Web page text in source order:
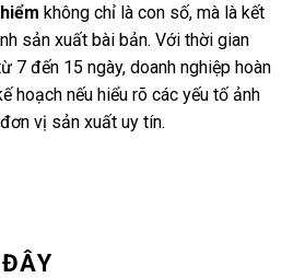
không chỉ là con số, mà là kết
sản xuất bài bản. Với thời gian
7 đến 15 ngày, doanh nghiệp hoàn
hoạch nếu hiểu rõ các yếu tố ảnh
vị sản xuất uy tín.